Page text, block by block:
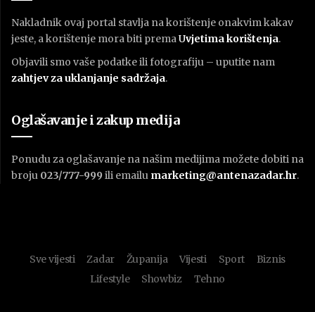
Nakladnik ovaj portal stavlja na korištenje onakvim kakav
jeste, a korištenje mora biti premaUvjetima korištenja.
Objavili smo vaše podatke ili fotografiju – uputite nam
zahtjev za uklanjanje sadržaja.
Oglašavanje i zakup medija
Ponudu za oglašavanje na našim medijima možete dobiti na
broju 023/777-999 ili emailu marketing@antenazadar.hr.
Sve vijesti Zadar Županija Vijesti Sport
Biznis
Lifestyle
Showbiz Tehno